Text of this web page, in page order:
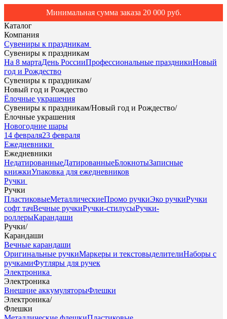
Минимальная сумма заказа 20 000 руб.
Каталог
Компания
Сувениры к праздникам
Сувениры к праздникам
На 8 мартаДень РоссииПрофессиональные праздникиНовый
год и Рождество
Сувениры к праздникам/
Новый год и Рождество
Ёлочные украшения
Сувениры к праздникам/Новый год и Рождество/
Ёлочные украшения
Новогодние шары
14 февраля23 февраля
Ежедневники
Ежедневники
НедатированныеДатированныеБлокнотыЗаписные
книжкиУпаковка для ежедневников
Ручки
Ручки
ПластиковыеМеталлическиеПромо ручкиЭко ручкиРучки
софт тачВечные ручкиРучки-стилусыРучки-
роллерыКарандаши
Ручки/
Карандаши
Вечные карандаши
Оригинальные ручкиМаркеры и текстовыделителиНаборы с
ручкамиФутляры для ручек
Электроника
Электроника
Внешние аккумуляторыФлешки
Электроника/
Флешки